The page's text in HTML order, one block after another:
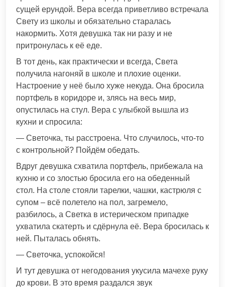
сущей ерундой. Вера всегда приветливо встречала
Свету из школы и обязательно старалась
накормить. Хотя девушка так ни разу и не
притронулась к её еде.
В тот день, как практически и всегда, Света
получила нагоняй в школе и плохие оценки.
Настроение у неё было хуже некуда. Она бросила
портфель в коридоре и, злясь на весь мир,
опустилась на стул. Вера с улыбкой вышла из
кухни и спросила:
— Светочка, ты расстроена. Что случилось, что-то
с контрольной? Пойдём обедать.
Вдруг девушка схватила портфель, прибежала на
кухню и со злостью бросила его на обеденный
стол. На столе стояли тарелки, чашки, кастрюля с
супом – всё полетело на пол, загремело,
разбилось, а Светка в истерическом припадке
ухватила скатерть и сдёрнула её. Вера бросилась к
ней. Пыталась обнять.
— Светочка, успокойся!
И тут девушка от негодования укусила мачехе руку
до крови. В это время раздался звук